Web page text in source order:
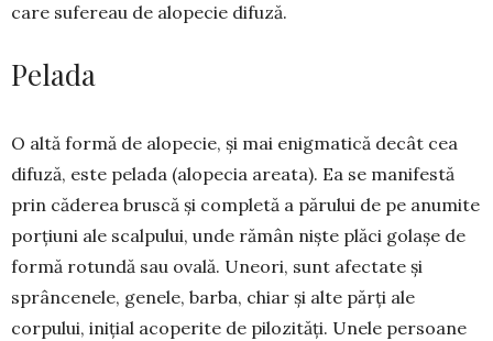
care sufereau de alopecie difuză.
Pelada
O altă formă de alopecie, și mai enig­matică decât cea
difuză, este pelada (alopecia areata). Ea se manifestă
prin căderea bruscă și completă a pă­rului de pe anu­mite
porțiuni ale scalpului, unde ră­mân niște plăci golașe de
formă rotundă sau ovală. Uneori, sunt afectate și
sprâncenele, ge­nele, barba, chiar și alte părți ale
corpului, inițial acoperite de pilozități. Unele persoane